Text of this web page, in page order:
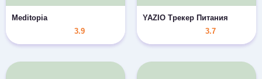
Meditopia
3.9
YAZIO Трекер Питания
3.7